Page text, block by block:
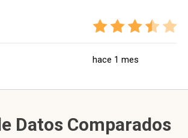
hace 1 mes
Datos Comparados